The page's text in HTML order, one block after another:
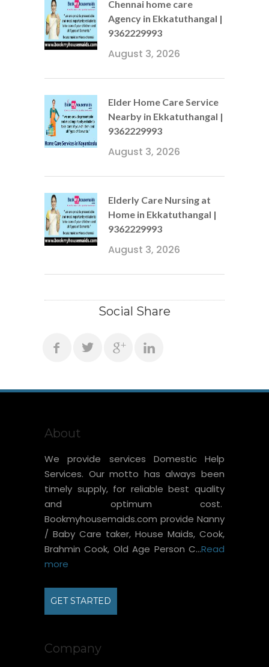
Chennai home care
Agency in Ekkatuthangal |
9362229993
August 3, 2026
Elder Home Care Service
Nearby in Ekkatuthangal |
9362229993
August 3, 2026
Elderly Care Nursing at
Home in Ekkatuthangal |
9362229993
August 3, 2026
Social Share
About
We provide services Domestic Help
Services. Our motto has always been
timely supply, for reliable best quality
and optimum cost.
Bookmyhousemaids.com provide Nanny
/ Baby Care taker, House Maids, Cook,
Brahmin Cook, Old Age Person C...Read
more
GET STARTED
Company